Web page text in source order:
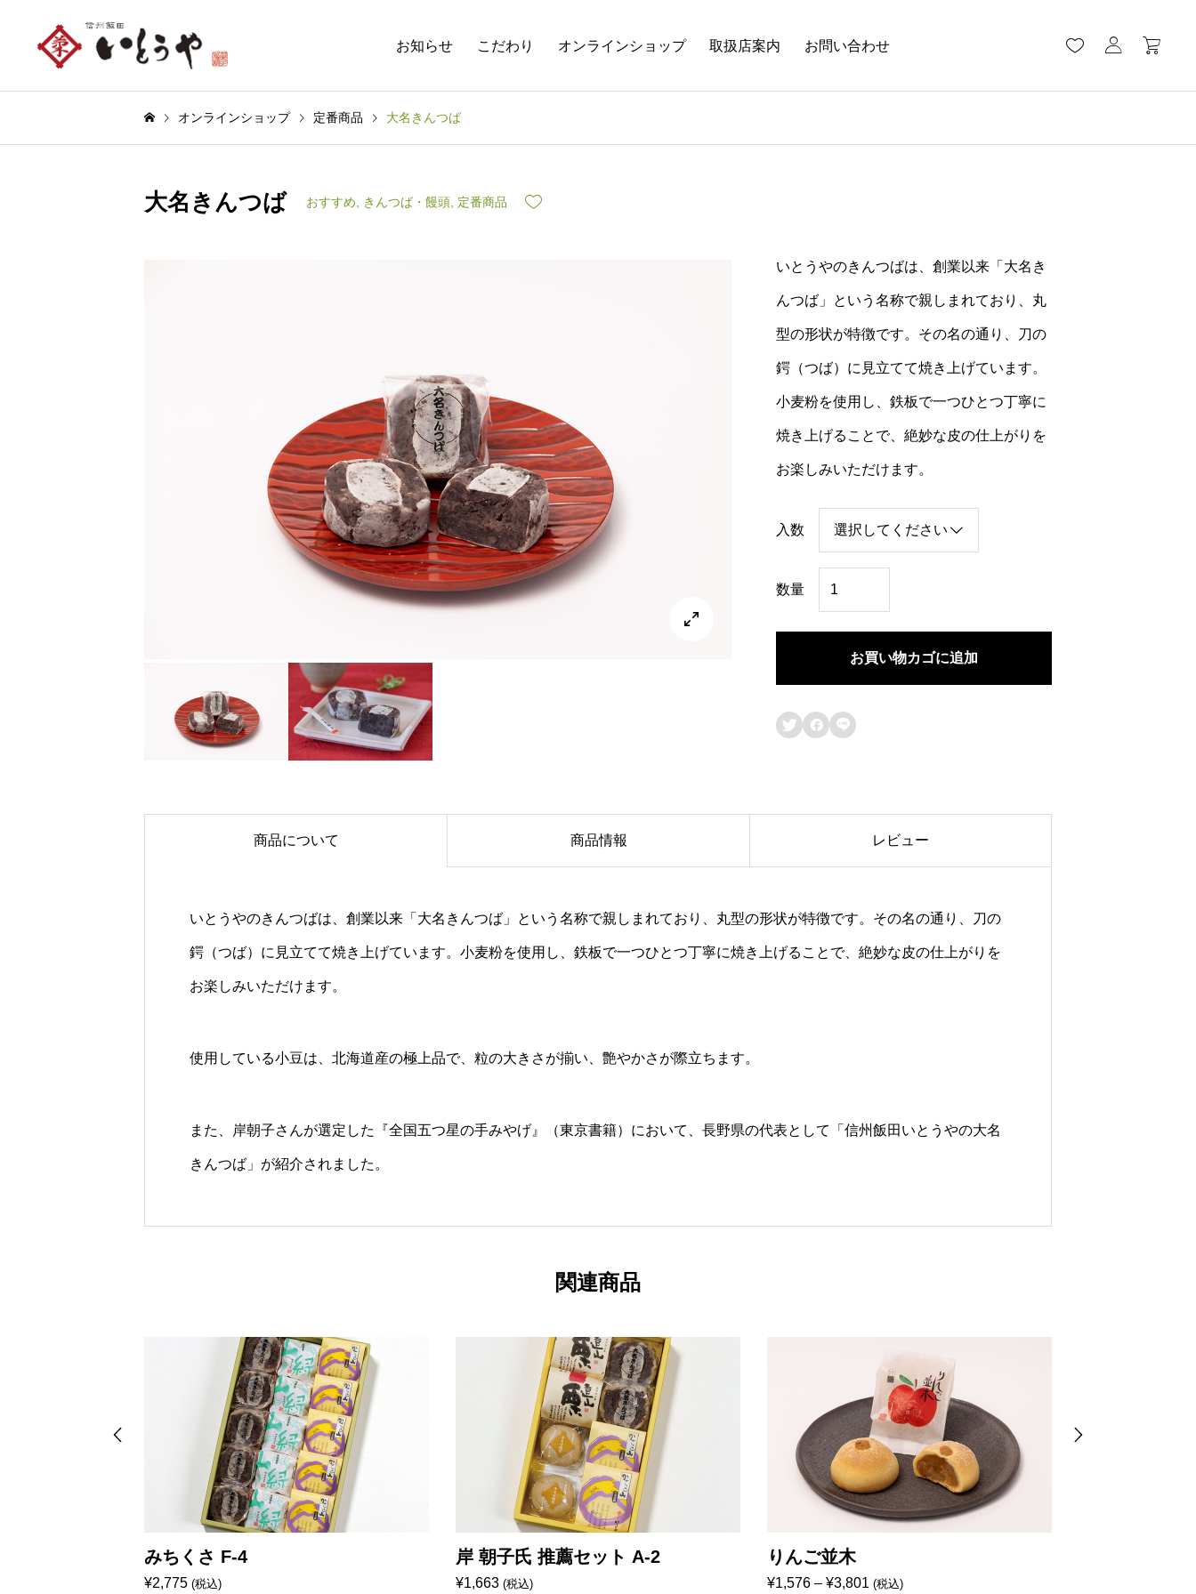
お知らせ こだわり オンラインショップ 取扱店案内 お問い合わせ
オンラインショップ 定番商品 大名きんつば
大名きんつば おすすめ きんつば・饅頭 定番商品

いとうやのきんつばは、創業以来「大名き
んつば」という名称で親しまれており、丸
型の形状が特徴です。その名の通り、刀の
鍔（つば）に見立てて焼き上げています。
小麦粉を使用し、鉄板で一つひとつ丁寧に
焼き上げることで、絶妙な皮の仕上がりを
お楽しみいただけます。
入数
数量
名
ば
お買い物カゴに追加
  
商品について 商品情報 レビュー
いとうやのきんつばは、創業以来「大名きんつば」という名称で親しまれており、丸型の形状が特徴です。その名の通り、刀の
鍔（つば）に見立てて焼き上げています。小麦粉を使用し、鉄板で一つひとつ丁寧に焼き上げることで、絶妙な皮の仕上がりを
お楽しみいただけます。
使用している小豆は、北海道産の極上品で、粒の大きさが揃い、艶やかさが際立ちます。
また、岸朝子さんが選定した『全国五つ星の手みやげ』（東京書籍）において、長野県の代表として「信州飯田いとうやの大名
きんつば」が紹介されました。
関連商品
みちくさ F-4
¥2,775 (税込)
岸 朝子氏 推薦セット A-2
¥1,663 (税込)
りんご並木
¥1,576 – ¥3,801 価
(税込)